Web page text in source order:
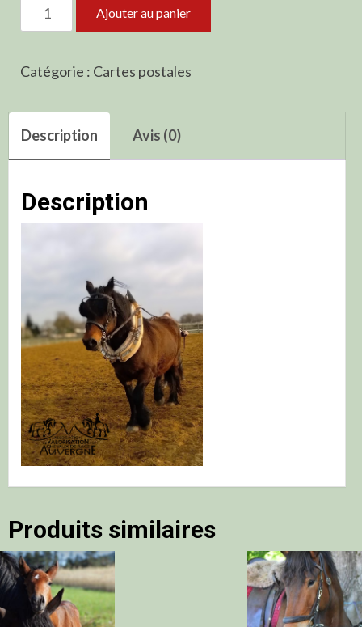
quantité
de
postale
Travail
longues
rênes
Ajouter au panier
Catégorie : Cartes postales
Description Avis (0)
Description
Produits similaires